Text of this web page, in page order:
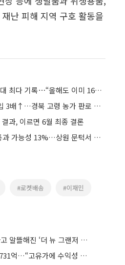
난 피해 지역 구호 활동을
쿠팡 지난해 분쟁조정 역대 최다 기록⋯“올해도 이미 160건 넘어”
쿠팡, ‘우곡그린수박’ 매입 3배↑…경북 고령 농가 판로 넓힌다
과, 이르면 6월 최종 결론
美 클래리티 법안 연내 통과 가능성 13%…상원 문턱서 제동
#로켓배송 #이재민
효율·AI 더했다…더 강하고 알뜰해진 ‘더 뉴 그랜저 하이브리드’
진에어, 2분기 영업손실 731억…“고유가에 수익성 악화”